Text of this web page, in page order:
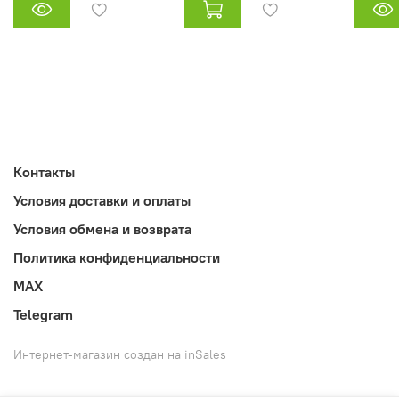
Контакты
Условия доставки и оплаты
Условия обмена и возврата
Политика конфиденциальности
MAX
Telegram
Интернет-магазин создан на inSales